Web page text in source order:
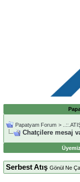
Papatyam Forum >
Chatçilere mesaj
Serbest Atış Gönül Ne